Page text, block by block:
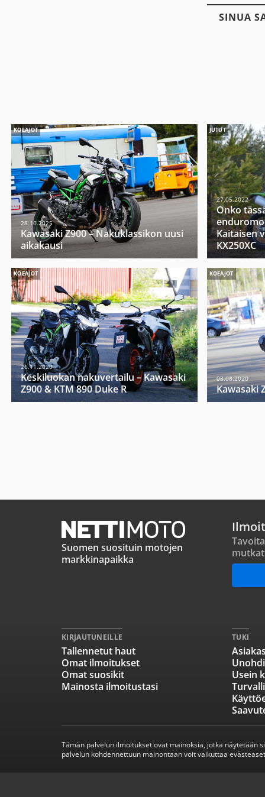
SINUA
KOEAJOT
28.10.2025
Kawasaki Z900 – Nakuklassikon uusi
aikakausi
JUTUT
27.05.2022
Onko
Kaitaisen
KX250XC
KOEAJOT
26.11.2020
Keskiluokan nakuvertailu – Kawasaki
Z900 & KTM 890 Duke R
KOEAJOT
08.08.2020
Kawasaki
Suomen suosituin motojen
markkinapaikka
KIRJAUTUNEILLE
Tallennetut haut
Omat ilmoitukset
Omat suosikit
Mainosta ilmoitustasi
TUKI
Usein
Tämän palvelun ilmoitukset ovat mainoksia, jotka näytetään
palvelun kohdennettuun mainontaan voit vaikuttaa